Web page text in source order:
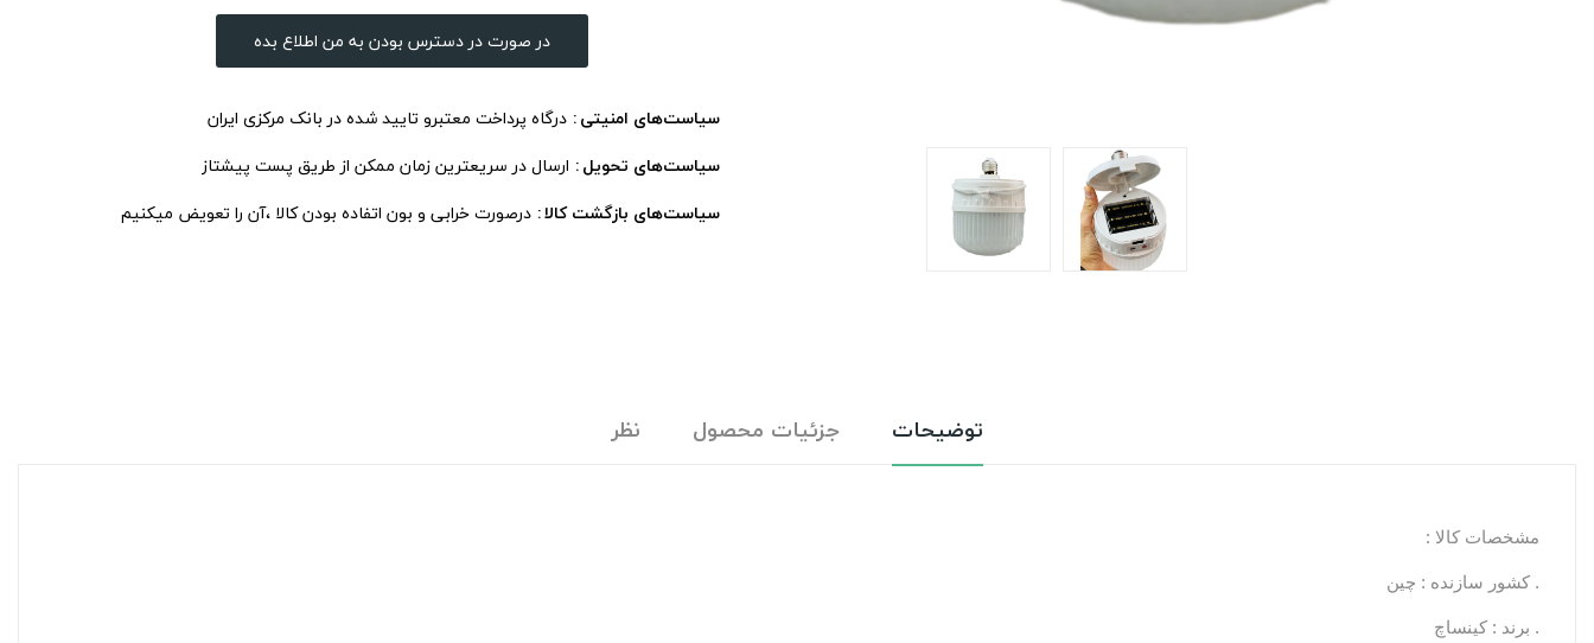
در صورت در دسترس بودن به من اطلاع بده
سیاست‌های امنیتی درگاه پرداخت معتبرو تایید شده در بانک مرکزی ایران
سیاست‌های تحویل ارسال در سریعترین زمان ممکن از طریق پست پیشتاز
سیاست‌های بازگشت کالا درصورت خرابی و بون اتفاده بودن کالا ،آن را تعویض میکنیم
توضیحات جزئیات محصول نظر
مشخصات کالا :
. کشور سازنده : چین
. برند : کینساچ